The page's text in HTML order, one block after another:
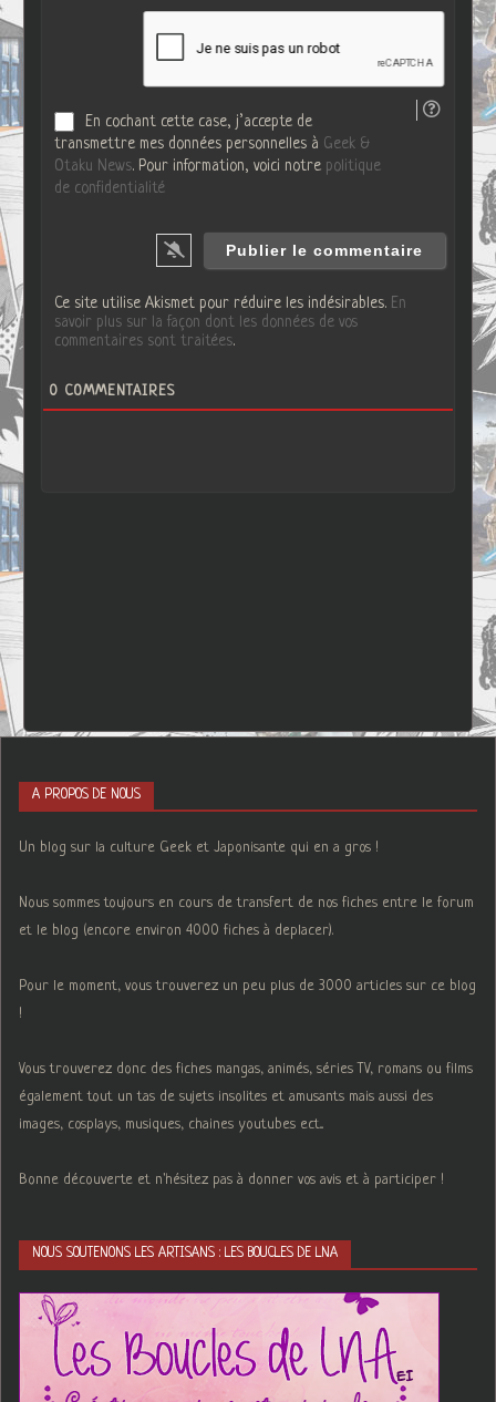
En cochant cette case, j’accepte de
transmettre mes données personnelles à Geek &
Otaku News. Pour information, voici notre politique
de confidentialité
Ce site utilise Akismet pour réduire les indésirables. En
savoir plus sur la façon dont les données de vos
commentaires sont traitées.
0 COMMENTAIRES
A PROPOS DE NOUS
Un blog sur la culture Geek et Japonisante qui en a gros !
Nous sommes toujours en cours de transfert de nos fiches entre le forum
et le blog (encore environ 4000 fiches à deplacer).
Pour le moment, vous trouverez un peu plus de 3000 articles sur ce blog
!
Vous trouverez donc des fiches mangas, animés, séries TV, romans ou films
également tout un tas de sujets insolites et amusants mais aussi des
images, cosplays, musiques, chaines youtubes ect...
Bonne découverte et n'hésitez pas à donner vos avis et à participer !
NOUS SOUTENONS LES ARTISANS : LES BOUCLES DE LNA